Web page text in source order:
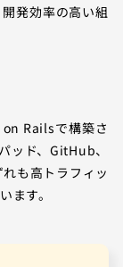
発効率の高い組
Railsで構築さ
ッド、GitHub、
も高トラフィッ
ます。